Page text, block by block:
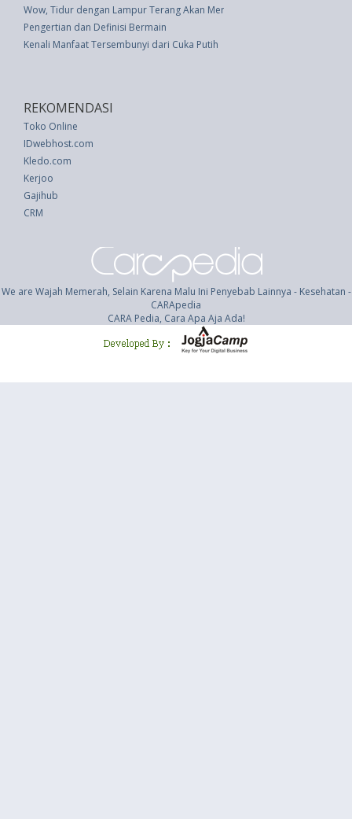
Wow, Tidur dengan Lampur Terang Akan Mengaktifkan Sel Kanker
Pengertian dan Definisi Bermain
Kenali Manfaat Tersembunyi dari Cuka Putih
REKOMENDASI
Toko Online
IDwebhost.com
Kledo.com
Kerjoo
Gajihub
CRM
We are Wajah Memerah, Selain Karena Malu Ini Penyebab Lainnya - Kesehatan -
CARApedia
CARA Pedia, Cara Apa Aja Ada!